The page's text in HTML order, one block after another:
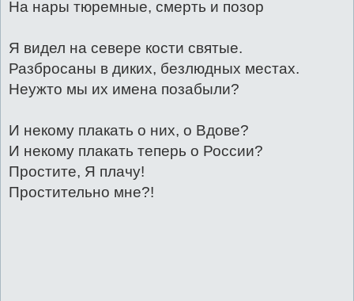
На нары тюремные, смерть и позор
Я видел на севере кости святые.
Разбросаны в диких, безлюдных местах.
Неужто мы их имена позабыли?
И некому плакать о них, о Вдове?
И некому плакать теперь о России?
Простите, Я плачу!
Простительно мне?!